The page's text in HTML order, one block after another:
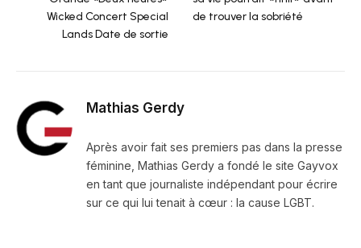
Wicked Concert Special
Lands Date de sortie
de trouver la sobriété
Mathias Gerdy
Après avoir fait ses premiers pas dans la presse
féminine, Mathias Gerdy a fondé le site Gayvox
en tant que journaliste indépendant pour écrire
sur ce qui lui tenait à cœur : la cause LGBT.